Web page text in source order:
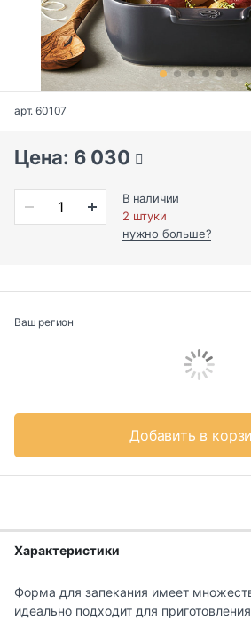
арт. 60107
Цена: 6 030
В наличии
2 штуки
нужно больше?
Ваш регион
Добавить в
Характеристики
Форма для запекания имеет
идеально подходит для